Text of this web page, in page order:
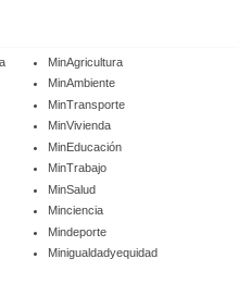
MinAgricultura
MinAmbiente
MinTransporte
MinVivienda
MinEducación
MinTrabajo
MinSalud
Minciencia
Mindeporte
Minigualdadyequidad